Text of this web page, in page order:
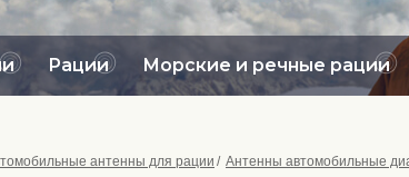
Рации Морские и речные рации
антенны для рации Антенны автомобильные